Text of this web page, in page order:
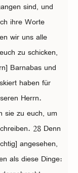
sind, und
ihre Worte
wir uns alle
zu schicken,
Barnabas und
haben für
Herrn.
sie zu euch, um
28 Denn
angesehen,
als diese Dinge: